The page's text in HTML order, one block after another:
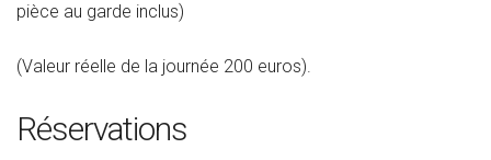
pièce au garde inclus)
(Valeur réelle de la journée 200 euros).
Réservations